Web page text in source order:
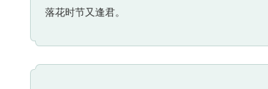
落花时节又逢君。